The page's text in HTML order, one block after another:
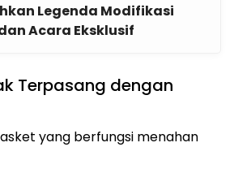
Legenda Modifikasi
Acara Eksklusif
Terpasang dengan
yang berfungsi menahan